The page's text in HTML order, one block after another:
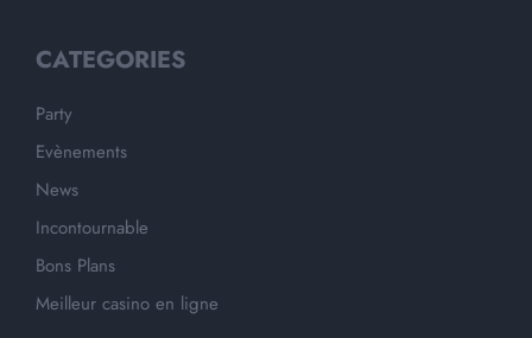
CATEGORIES
Party
Evènements
News
Incontournable
Bons Plans
Meilleur casino en ligne